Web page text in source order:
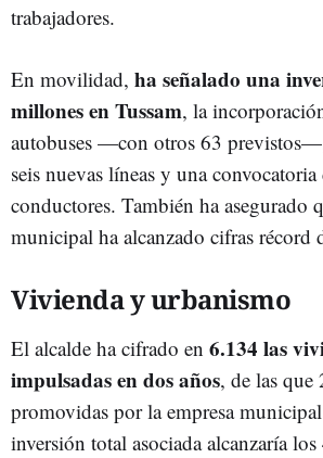
trabajadores.
En movilidad, ha señalado una
millones en Tussam, la
autobuses —con otros 63
seis nuevas líneas y una
conductores. También ha asegurado
municipal ha alcanzado cifras récord
Vivienda y urbanismo
El alcalde ha cifrado en 6.134 las
impulsadas en dos años, de las que
promovidas por la empresa
inversión total asociada alcanzaría